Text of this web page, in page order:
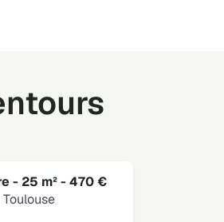
- 25 m² - 470 €
Toulouse